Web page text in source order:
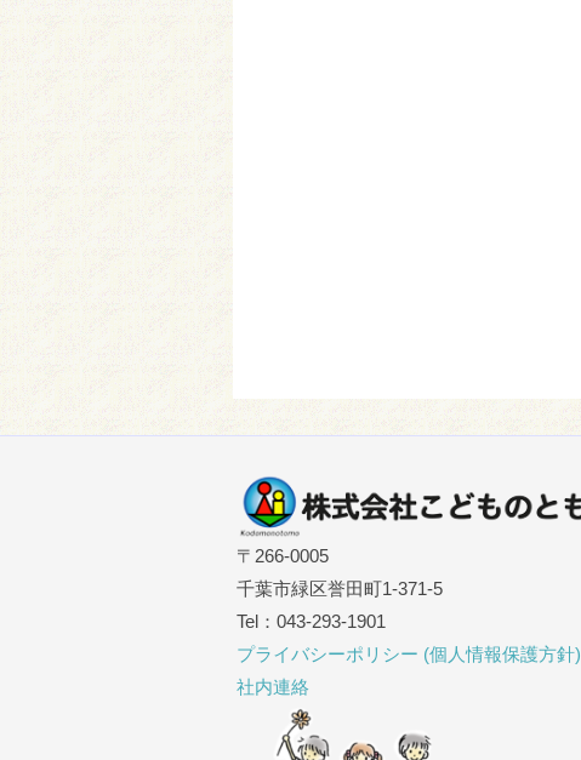
〒266-0005
千葉市緑区誉田町1-371-5
Tel：043-293-1901
プライバシーポリシー (個人情報保護方針)
社内連絡